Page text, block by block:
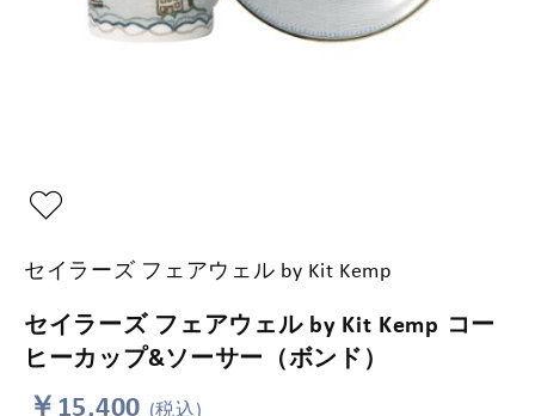
セイラーズ フェアウェル by Kit Kemp
セイラーズ フェアウェル by Kit Kemp コー
ヒーカップ&ソーサー（ボンド）
￥15,400 (税込)